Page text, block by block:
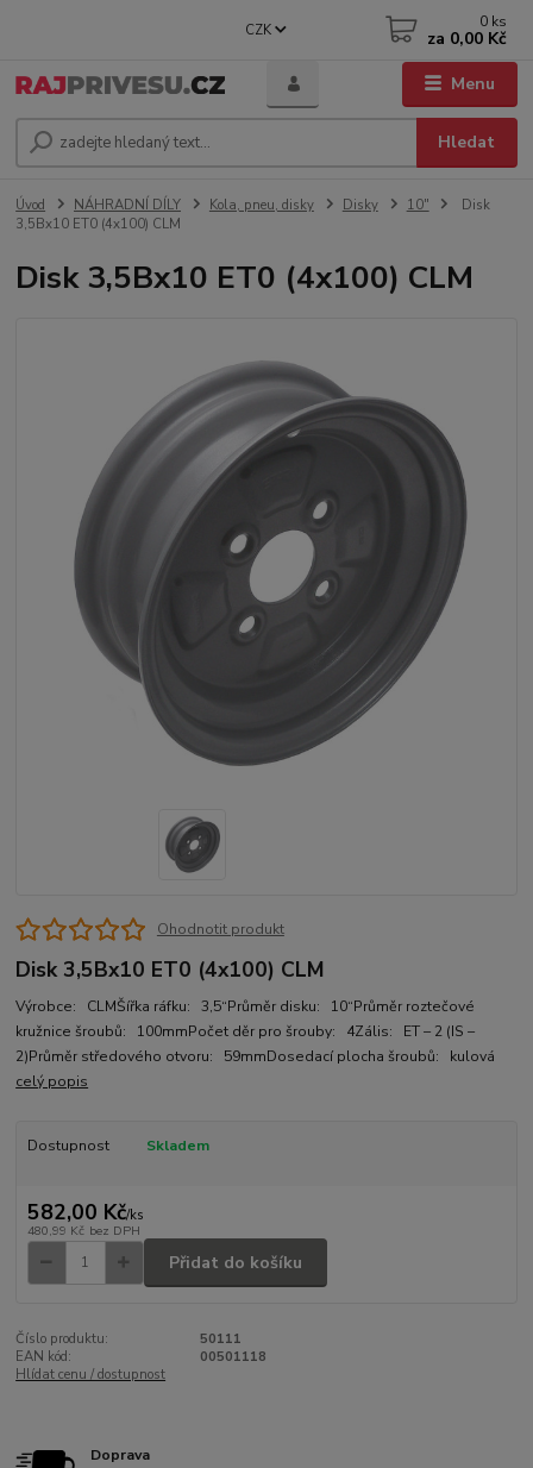
Menu
CZK
Hledat
0 ks
za 0,00 Kč
Úvod NÁHRADNÍ DÍLY Kola, pneu, disky Disky 10"
Disk
3,5Bx10 ET0 (4x100) CLM
Disk 3,5Bx10 ET0 (4x100) CLM
Ohodnotit produkt
Disk 3,5Bx10 ET0 (4x100) CLM
Výrobce: CLMŠířka ráfku: 3,5“Průměr disku: 10“Průměr roztečové
kružnice šroubů: 100mmPočet děr pro šrouby: 4Zális: ET – 2 (IS –
2)Průměr středového otvoru: 59mmDosedací plocha šroubů: kulová
celý popis
Dostupnost Skladem
582,00 Kč/ks
480,99 Kč bez DPH
Přidat do košíku
Číslo produktu:
50111
EAN kód:
00501118
Hlídat cenu / dostupnost
Doprava